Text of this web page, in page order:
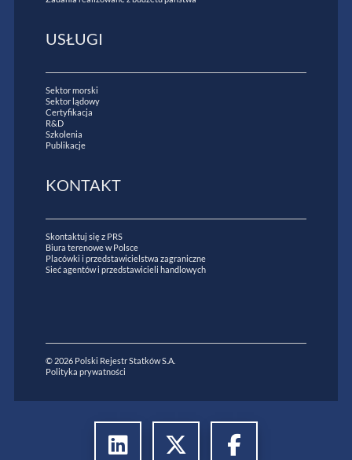
USŁUGI
Sektor morski
Sektor lądowy
Certyfikacja
R&D
Szkolenia
Publikacje
KONTAKT
Skontaktuj się z PRS
Biura terenowe w Polsce
Placówki i przedstawicielstwa zagraniczne
Sieć agentów i przedstawicieli handlowych
© 2026 Polski Rejestr Statków S.A.
Polityka prywatności